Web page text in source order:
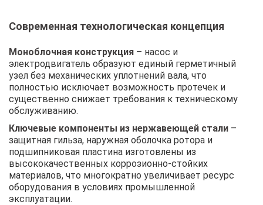
Современная технологическая концепция
Моноблочная конструкция – насос и
электродвигатель образуют единый герметичный
узел без механических уплотнений вала, что
полностью исключает возможность протечек и
существенно снижает требования к техническому
обслуживанию.
Ключевые компоненты из нержавеющей стали –
защитная гильза, наружная оболочка ротора и
подшипниковая пластина изготовлены из
высококачественных коррозионно-стойких
материалов, что многократно увеличивает ресурс
оборудования в условиях промышленной
эксплуатации.